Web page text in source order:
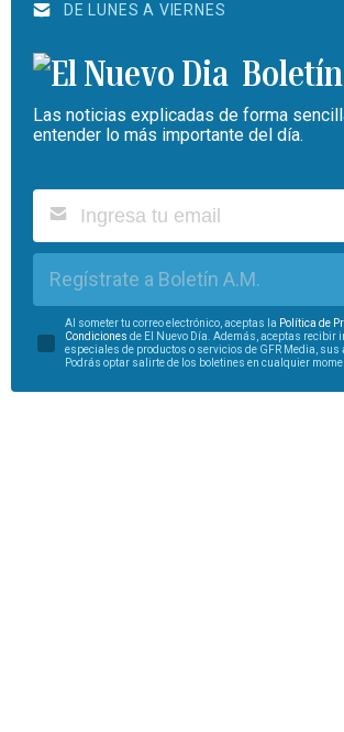
DE LUNES A VIERNES
Las noticias explicadas de forma
entender lo más importante del día.
Regístrate a Boletín A.M.
Al someter tu correo electrónico, aceptas la Política de
Condiciones de El Nuevo Día. Además, aceptas recibir
especiales de productos o servicios de GFR Media, sus
Podrás optar salirte de los boletines en cualquier